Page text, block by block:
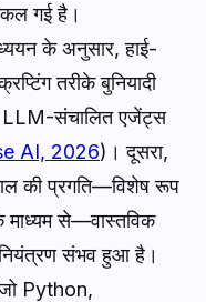
गई है।
के अनुसार, हाई-
तरीके बुनियादी
LLM-संचालित एजेंट्स
AI, 2026)। दूसरा,
की प्रगति—विशेष रूप
से—वास्तविक
नियंत्रण संभव हुआ है।
Python,